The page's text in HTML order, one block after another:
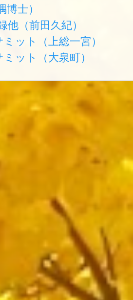
士）
他（前田久紀）
ット（上総一宮）
ット（大泉町）